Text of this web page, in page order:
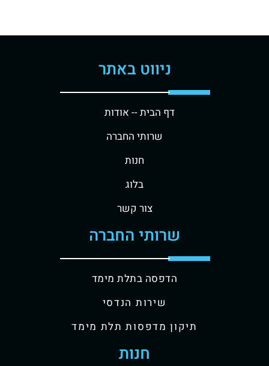
ניווט באתר
דף הבית -- אודות
שרותי החברה
חנות
בלוג
צור קשר
שרותי החברה
הדפסה בתלת מימד
שירות הנדסי
תיקון מדפסות תלת מימד
חנות